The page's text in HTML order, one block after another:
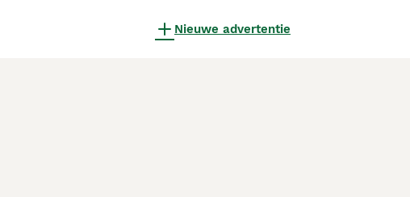
Nieuwe advertentie